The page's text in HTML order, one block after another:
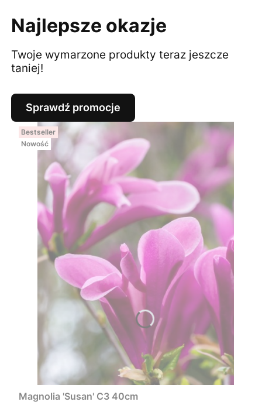
Najlepsze okazje
Twoje wymarzone produkty teraz jeszcze
taniej!
Sprawdź promocje
Bestseller
Nowość
Magnolia 'Susan' C3 40cm